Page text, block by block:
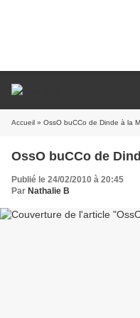
Accueil » OssO buCCo de Dinde à la
OssO buCCo de
Publié le 24/02/2010 à 20:45
Par Nathalie B